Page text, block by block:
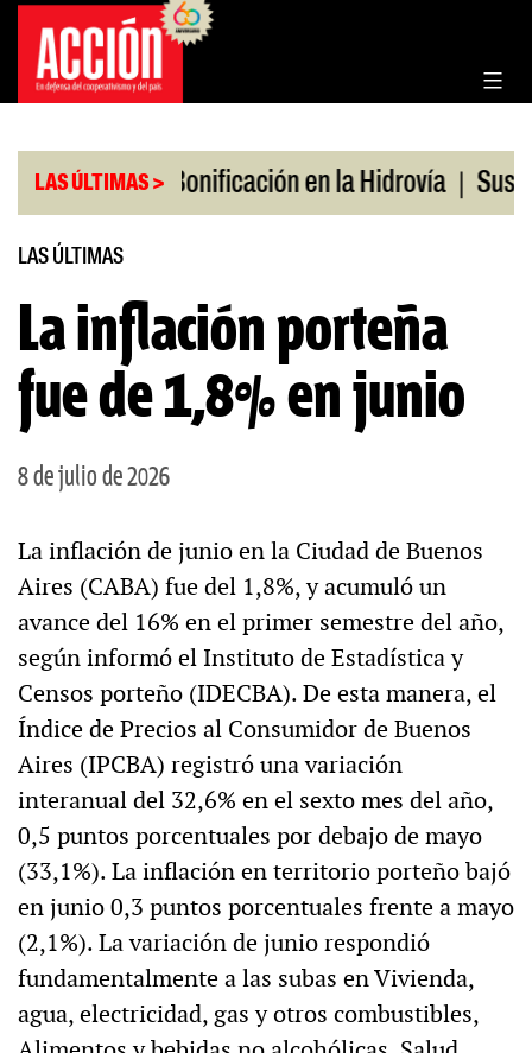
Saltar
contenido
LAS ÚLTIMAS >
en julio | Bonificación en la Hidrovía |
LAS ÚLTIMAS
La inflación porteña
fue de 1,8% en junio
8 de julio de 2026
La inflación de junio en la Ciudad de Buenos
Aires (CABA) fue del 1,8%, y acumuló un
avance del 16% en el primer semestre del año,
según informó el Instituto de Estadística y
Censos porteño (IDECBA). De esta manera, el
Índice de Precios al Consumidor de Buenos
Aires (IPCBA) registró una variación
interanual del 32,6% en el sexto mes del año,
0,5 puntos porcentuales por debajo de mayo
(33,1%). La inflación en territorio porteño bajó
en junio 0,3 puntos porcentuales frente a mayo
(2,1%). La variación de junio respondió
fundamentalmente a las subas en Vivienda,
agua, electricidad, gas y otros combustibles,